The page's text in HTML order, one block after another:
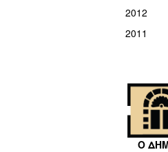
2012
2011
Ο